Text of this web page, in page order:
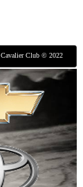
Cavalier Club © 2022